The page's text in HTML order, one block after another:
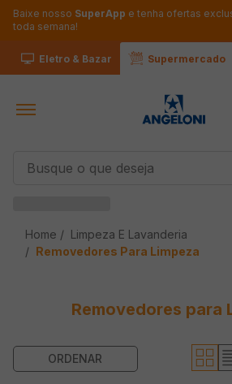
Baixe nosso SuperApp e tenha ofertas
toda semana!
Eletro & Bazar Supermercado
Limpeza E Lavanderia
Removedores Para Limpeza
Removedores para